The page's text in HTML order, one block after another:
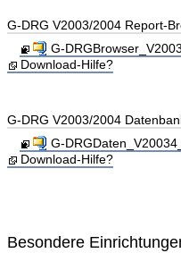
G-DRG V2003/2004 Report-
G-
Download-Hilfe?
G-DRG V2003/2004
G-
Download-Hilfe?
Besondere